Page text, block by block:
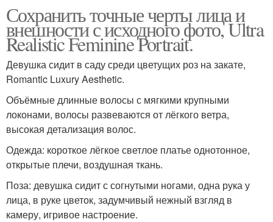
Сохранить точные черты лица и
внешности с исходного фото, Ultra
Realistic Feminine Portrait.
Девушка сидит в саду среди цветущих роз на закате,
Romantic Luxury Aesthetic.
Объёмные длинные волосы с мягкими крупными
локонами, волосы развеваются от лёгкого ветра,
высокая детализация волос.
Одежда: короткое лёгкое светлое платье однотонное,
открытые плечи, воздушная ткань.
Поза: девушка сидит с согнутыми ногами, одна рука у
лица, в руке цветок, задумчивый нежный взгляд в
камеру, игривое настроение.